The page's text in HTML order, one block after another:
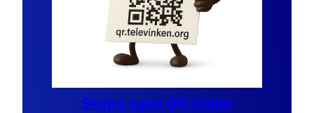
Skapa egna QR-koder